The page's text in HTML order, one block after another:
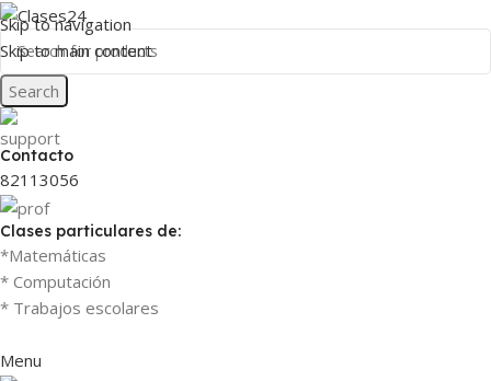
Skip to navigation
Skip to main content
Search
Contacto
82113056
Clases particulares de:
*Matemáticas
* Computación
* Trabajos escolares
Menu